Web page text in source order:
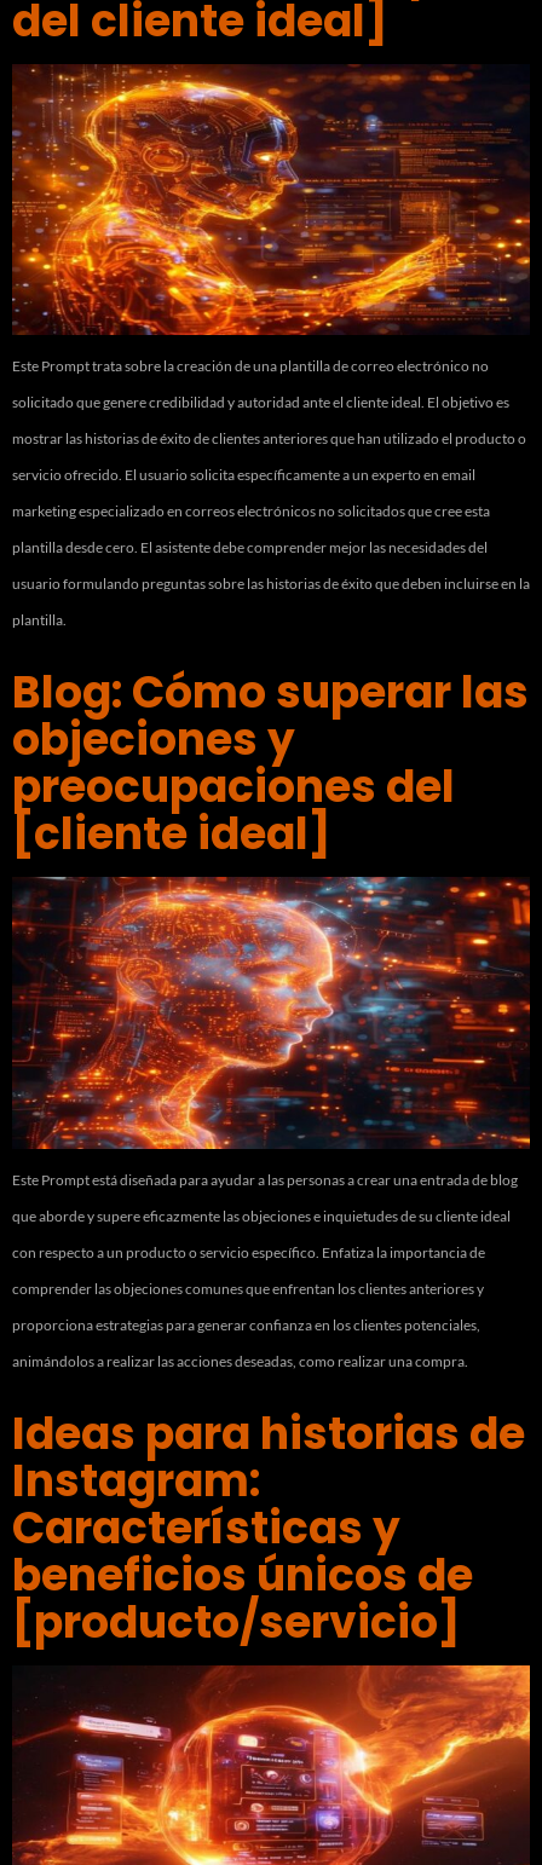
del cliente ideal]
Este Prompt trata sobre la creación de una plantilla de correo electrónico no
solicitado que genere credibilidad y autoridad ante el cliente ideal. El objetivo es
mostrar las historias de éxito de clientes anteriores que han utilizado el producto o
servicio ofrecido. El usuario solicita específicamente a un experto en email
marketing especializado en correos electrónicos no solicitados que cree esta
plantilla desde cero. El asistente debe comprender mejor las necesidades del
usuario formulando preguntas sobre las historias de éxito que deben incluirse en la
plantilla.
Blog: Cómo superar las
objeciones y
preocupaciones del
[cliente ideal]
Este Prompt está diseñada para ayudar a las personas a crear una entrada de blog
que aborde y supere eficazmente las objeciones e inquietudes de su cliente ideal
con respecto a un producto o servicio específico. Enfatiza la importancia de
comprender las objeciones comunes que enfrentan los clientes anteriores y
proporciona estrategias para generar confianza en los clientes potenciales,
animándolos a realizar las acciones deseadas, como realizar una compra.
Ideas para historias de
Instagram:
Características y
beneficios únicos de
[producto/servicio]